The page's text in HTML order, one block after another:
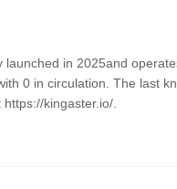
launched in 2025and
0 in circulation. The last
kingaster.io/.